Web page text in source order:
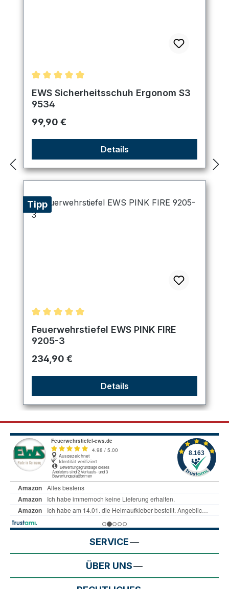
Durchschnittliche Bewertung von 5 von 5 Sternen
EWS Sicherheitsschuh Ergonom S3
9534
Regulärer Preis:
99,90 €
Details
Tipp
Durchschnittliche Bewertung von 5 von 5 Sternen
Feuerwehrstiefel EWS PINK FIRE
9205-3
Regulärer Preis:
234,90 €
Details
SERVICE
ÜBER UNS